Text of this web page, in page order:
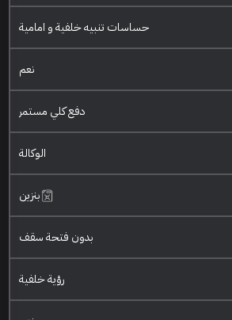
حساسات تنبيه خلفية و امامية
نعم
دفع كلي مستمر
الوكالة
بنزين
بدون فتحة سقف
رؤية خلفية